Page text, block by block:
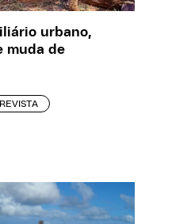
urbano,
muda de